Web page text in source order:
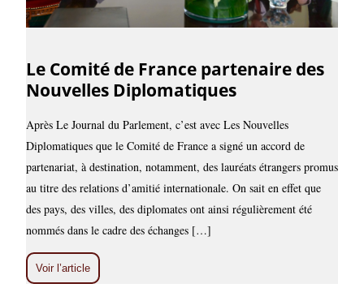
Le Comité de France partenaire des
Nouvelles Diplomatiques
Après Le Journal du Parlement, c’est avec Les Nouvelles
Diplomatiques que le Comité de France a signé un accord de
partenariat, à destination, notamment, des lauréats étrangers promus
au titre des relations d’amitié internationale. On sait en effet que
des pays, des villes, des diplomates ont ainsi régulièrement été
nommés dans le cadre des échanges […]
Voir l’article